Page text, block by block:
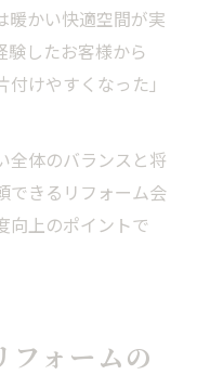
暖かい快適空間が実
験したお客様から
けやすくなった」
全体のバランスと将
できるリフォーム会
向上のポイントで
フォームの